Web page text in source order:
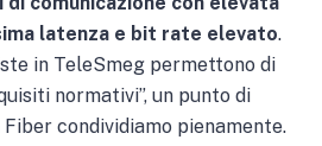
latenza e bit rate elevato.
in TeleSmeg permettono di
normativi”, un punto di
condividiamo pienamente.